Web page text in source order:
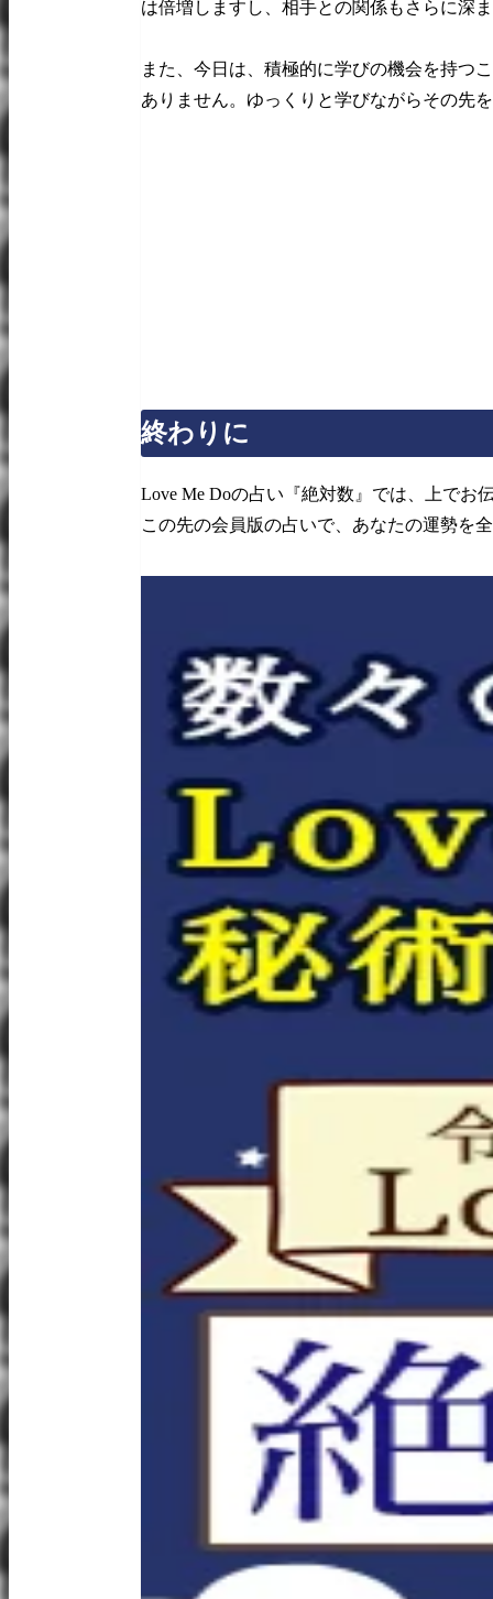
は倍増しますし、相手との関係もさらに深
また、今日は、積極的に学びの機会を持つ
ありません。ゆっくりと学びながらその先
終わりに
Love Me Doの占い『絶対数』では、上でお
この先の会員版の占いで、あなたの運勢を